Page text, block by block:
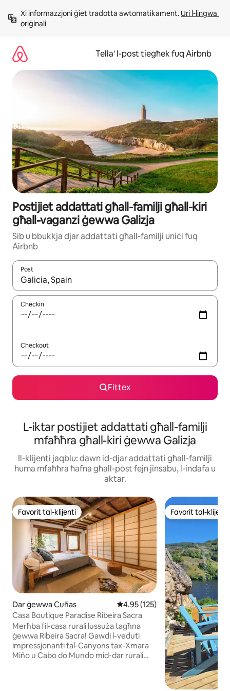
għall-
kontenut
Xi informazzjoni ġiet tradotta awtomatikament. Uri l-lingwa
oriġinali
Tella' l-post tiegħek fuq Airbnb
Postijiet addattati għall-familji għall-kiri
għall-vaganzi ġewwa Galizja
Sib u bbukkja djar addattati għall-familji uniċi fuq
Airbnb
Post
Meta r-riżultati jkunu disponibbli, tista' tmur minn riżultat
Checkin
Checkout
Fittex
L-iktar postijiet addattati għall-familji
mfaħħra għall-kiri ġewwa Galizja
Il-klijenti jaqblu: dawn id-djar addattati għall-familji
huma mfaħħra ħafna għall-post fejn jinsabu, l-indafa u
aktar.
Favorit tal-klijenti
Favorit tal-klijenti
Dar ġewwa Cuñas Rating medju ta' 4.95 minn 5,
4.95 (125)
Casa Boutique Paradise Ribeira Sacra
Merħba fil-casa rurali lussuża tagħna
ġewwa Ribeira Sacra! Gawdi l-veduti
impressjonanti tal-Canyons tax-Xmara
Miño u Cabo do Mundo mid-dar rurali
Favorit tal-klijenti
Favorit tal-klijenti